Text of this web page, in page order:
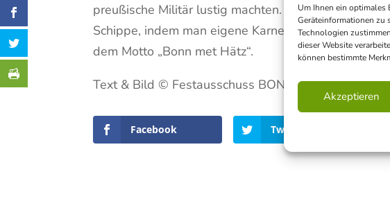
Um Ihnen ein optimales
Geräteinformationen zu
Technologien
dieser Website
können bestimmte
Akzeptieren
preußische Militär lustig machten. Auch die
Schippe, indem man eigene Karnevals-Orden
dem Motto „Bonn met Hätz“.
Text & Bild © Festausschuss BONNER KARNEVAL
Facebook Twitter